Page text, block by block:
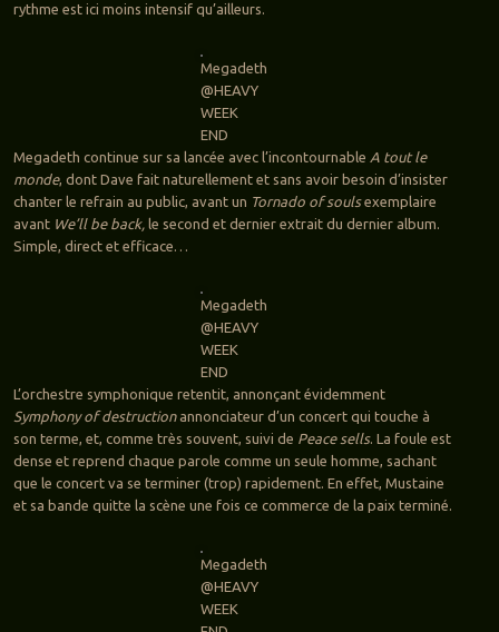
rythme est ici moins intensif qu’ailleurs.
Megadeth
@HEAVY
WEEK
END
Megadeth continue sur sa lancée avec l’incontournable A tout le
monde, dont Dave fait naturellement et sans avoir besoin d’insister
chanter le refrain au public, avant un Tornado of soulsexemplaire
avant We’ll be back,le second et dernier extrait du dernier album.
Simple, direct et efficace…
Megadeth
@HEAVY
WEEK
END
L’orchestre symphonique retentit, annonçant évidemment
Symphony of destructionannonciateur d’un concert qui touche à
son terme, et, comme très souvent, suivi de Peace sells. La foule est
dense et reprend chaque parole comme un seule homme, sachant
que le concert va se terminer (trop) rapidement. En effet, Mustaine
et sa bande quitte la scène une fois ce commerce de la paix terminé.
Megadeth
@HEAVY
WEEK